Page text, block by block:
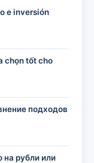
e inversión
chọn tốt cho
подходов
на рубли или